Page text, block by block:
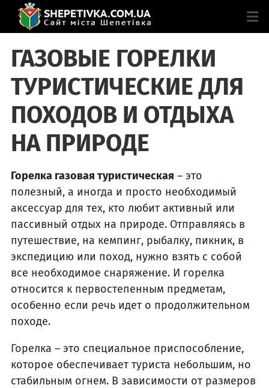
ГАЗОВЫЕ ГОРЕЛКИ
ТУРИСТИЧЕСКИЕ ДЛЯ
ПОХОДОВ И ОТДЫХА
НА ПРИРОДЕ
Горелка газовая туристическая – это
полезный, а иногда и просто необходимый
аксессуар для тех, кто любит активный или
пассивный отдых на природе. Отправляясь в
путешествие, на кемпинг, рыбалку, пикник, в
экспедицию или поход, нужно взять с собой
все необходимое снаряжение. И горелка
относится к первостепенным предметам,
особенно если речь идет о продолжительном
походе.
Горелка – это специальное приспособление,
которое обеспечивает туриста небольшим, но
стабильным огнем. В зависимости от размеров